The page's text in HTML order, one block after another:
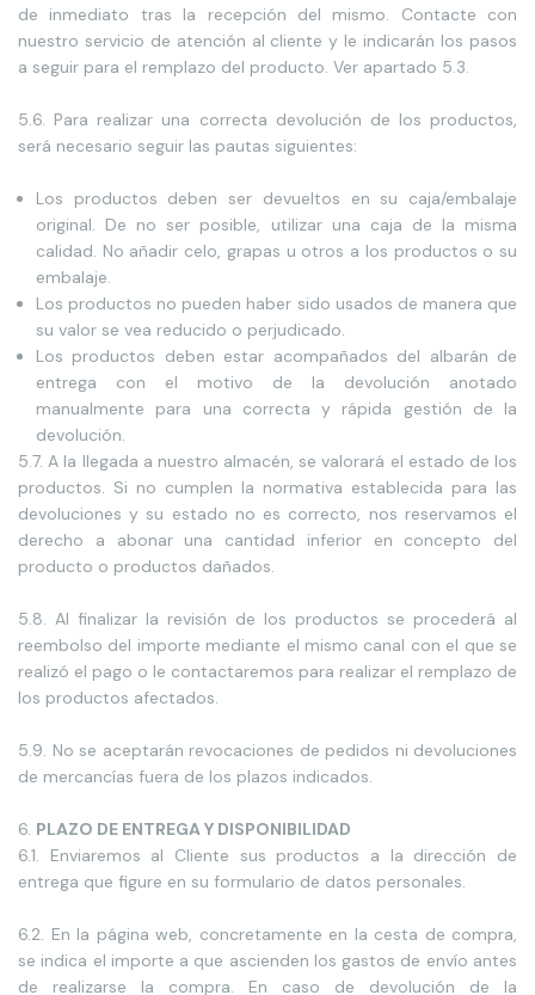
de inmediato tras la recepción del mismo. Contacte con
nuestro servicio de atención al cliente y le indicarán los pasos
a seguir para el remplazo del producto. Ver apartado 5.3.
5.6. Para realizar una correcta devolución de los productos,
será necesario seguir las pautas siguientes:
Los productos deben ser devueltos en su caja/embalaje
original. De no ser posible, utilizar una caja de la misma
calidad. No añadir celo, grapas u otros a los productos o su
embalaje.
Los productos no pueden haber sido usados de manera que
su valor se vea reducido o perjudicado.
Los productos deben estar acompañados del albarán de
entrega con el motivo de la devolución anotado
manualmente para una correcta y rápida gestión de la
devolución.
5.7. A la llegada a nuestro almacén, se valorará el estado de los
productos. Si no cumplen la normativa establecida para las
devoluciones y su estado no es correcto, nos reservamos el
derecho a abonar una cantidad inferior en concepto del
producto o productos dañados.
5.8. Al finalizar la revisión de los productos se procederá al
reembolso del importe mediante el mismo canal con el que se
realizó el pago o le contactaremos para realizar el remplazo de
los productos afectados.
5.9. No se aceptarán revocaciones de pedidos ni devoluciones
de mercancías fuera de los plazos indicados.
PLAZO DE ENTREGA Y DISPONIBILIDAD
6.1. Enviaremos al Cliente sus productos a la dirección de
entrega que figure en su formulario de datos personales.
6.2. En la página web, concretamente en la cesta de compra,
se indica el importe a que ascienden los gastos de envío antes
de realizarse la compra. En caso de devolución de la